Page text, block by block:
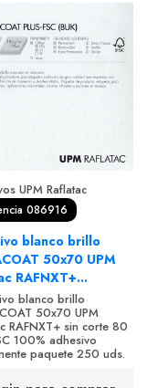
UPM Raflatac
086916
blanco brillo
50x70 UPM
RAFNXT+...
blanco brillo
50x70 UPM
RAFNXT+ sin corte 80
100% adhesivo
paquete 250 uds.